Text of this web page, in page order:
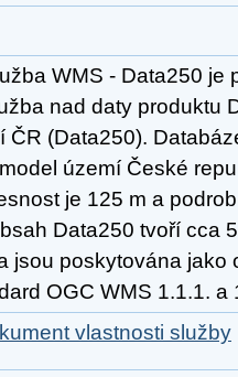
WMS - Data250 je
nad daty produktu
ČR (Data250).
území České
je 125 m a
Data250 tvoří cca
jsou poskytována jako
OGC WMS 1.1.1. a
vlastnosti služby